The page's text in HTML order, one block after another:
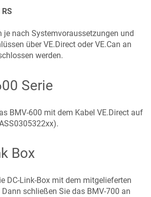
je nach Systemvoraussetzungen und
über VE.Direct oder VE.Can an
werden.
Serie
BMV-600 mit dem Kabel VE.Direct auf
Box
DC-Link-Box mit dem mitgelieferten
Dann schließen Sie das BMV-700 an